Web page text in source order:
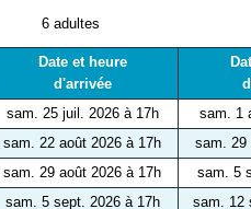
6 adultes
Date et heure
d'arrivée
sam. 25 juil. 2026 à 17h
sam. 1
sam. 22 août 2026 à 17h
sam. 29
sam. 29 août 2026 à 17h
sam. 5
sam. 5 sept. 2026 à 17h
sam. 12